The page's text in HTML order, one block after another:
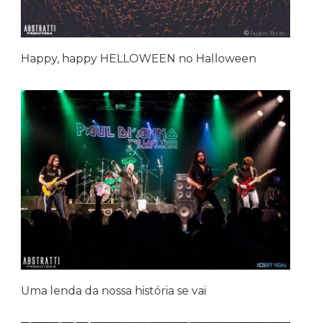
Happy, happy HELLOWEEN no Halloween
Uma lenda da nossa história se vai